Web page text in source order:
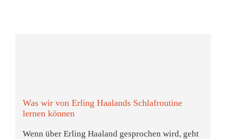
Was wir von Erling Haalands Schlafroutine
lernen können
Wenn über Erling Haaland gesprochen wird, geht